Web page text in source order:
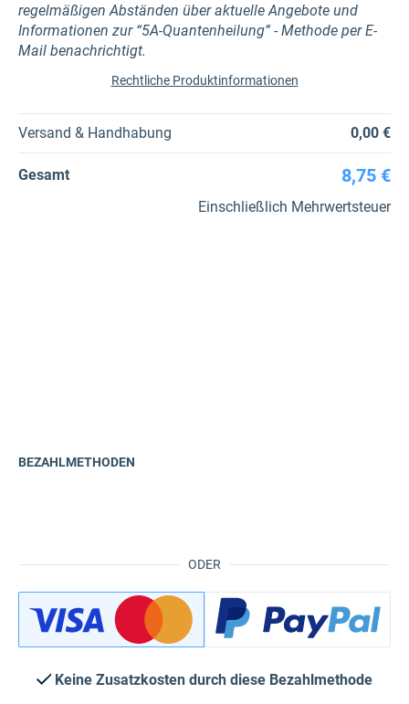
regelmäßigen Abständen über aktuelle Angebote und
Informationen zur “5A-Quantenheilung” - Methode per E-
Mail benachrichtigt.
Rechtliche Produktinformationen
Versand & Handhabung 0,00 €
Gesamt 8,75 €
Einschließlich Mehrwertsteuer
ODER
BEZAHLMETHODEN
Keine Zusatzkosten durch diese Bezahlmethode